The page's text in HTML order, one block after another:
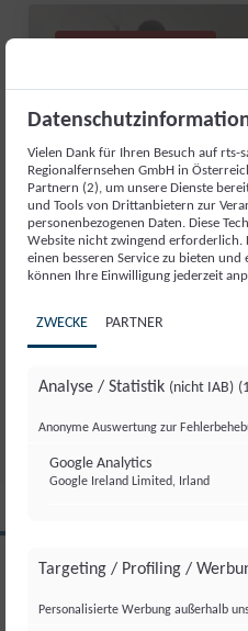
GUT AIDERBICHL:
Salzburg Magazin
Vielen Dank für Ihren Besuch auf rts-
Regionalfernsehen GmbH in
Partnern (2), um unsere Dienste
und Tools von Drittanbietern zur
personenbezogenen Daten. Diese
Website nicht zwingend erforderlich.
einen besseren Service zu bieten
können Ihre Einwilligung jederzeit
ZWECKE PARTNER
Analyse / Statistik (nicht IAB)
Anonyme Auswertung zur
Google Analytics
Google Ireland Limited, Irland
Targeting / Profiling /
Personalisierte Werbung außerhalb